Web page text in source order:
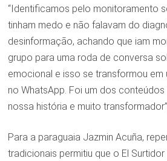
“Identificamos pelo monitoramento
tinham medo e não falavam do
desinformação, achando que iam
grupo para uma roda de conversa
emocional e isso se transformou em
no WhatsApp. Foi um dos
nossa história e muito
Para a paraguaia Jazmin Acuña,
tradicionais permitiu que o El